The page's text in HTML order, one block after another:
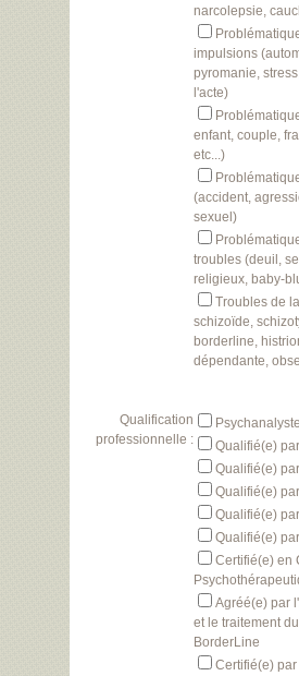
narcolepsie,
impulsions
pyromanie,
l'acte)
enfant, couple,
etc...)
(accident,
sexuel)
troubles (deuil,
religieux, baby-
Troubles de
schizoïde,
borderline,
dépendante,
Qualification
professionnelle :
Qualifié(e)
Qualifié(e)
Qualifié(e)
Qualifié(e)
Qualifié(e)
Certifié(e) en
Agréé(e) par
et le traitement
BorderLine
Certifié(e)